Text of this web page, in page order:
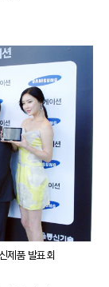
제품 발표회